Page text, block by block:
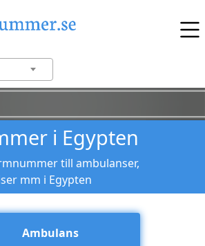
i Egypten
till ambulanser,
mm i Egypten
Ambulans